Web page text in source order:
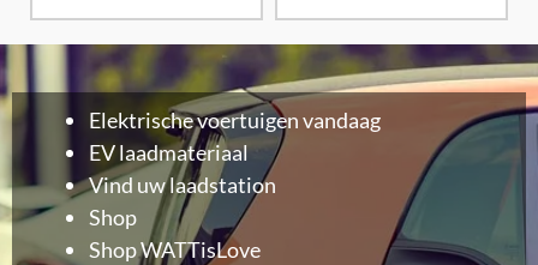
Elektrische voertuigen vandaag
EV laadmateriaal
Vind uw laadstation
Shop
Shop WATTisLove